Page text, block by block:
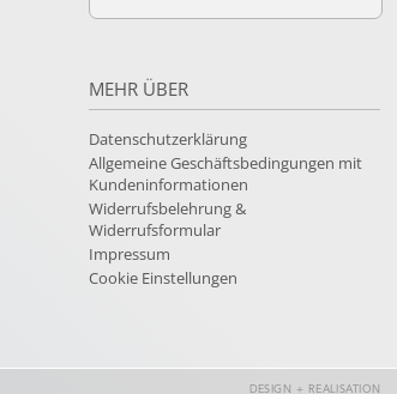
MEHR ÜBER
Datenschutzerklärung
Allgemeine Geschäftsbedingungen mit
Kundeninformationen
Widerrufsbelehrung &
Widerrufsformular
Impressum
Cookie Einstellungen
DESIGN + REALISATION